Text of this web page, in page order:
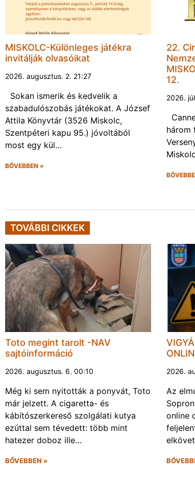
MISKOLC-Különleges játékra
invitálják olvasóikat
2026. augusztus. 2. 21:27
Sokan ismerik és kedvelik a
szabadulószobás játékokat. A József
Attila Könyvtár (3526 Miskolc,
Szentpéteri kapu 95.) jóvoltából
most egy kül…
BŐVEBBEN »
22.
12.
2026.
három
TOVÁBBI CIKKEK
Toto megint tarolt -NAV
sajtóinformáció
2026. augusztus. 6. 00:10
Még ki sem nyitották a ponyvát, Toto
már jelzett. A cigaretta- és
kábítószerkereső szolgálati kutya
ezúttal sem tévedett: több mint
hatezer doboz ille…
BŐVEBBEN »
2026.
Az
online